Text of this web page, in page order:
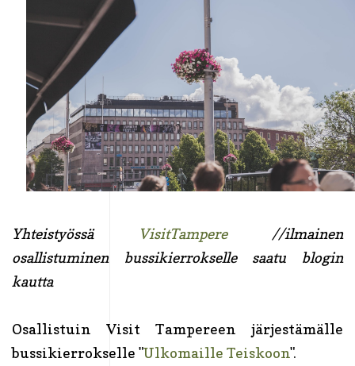
Yhteistyössä VisitTampere
//ilmainen
osallistuminen bussikierrokselle saatu blogin
kautta
Osallistuin Visit Tampereen järjestämälle
bussikierrokselle "Ulkomaille Teiskoon".